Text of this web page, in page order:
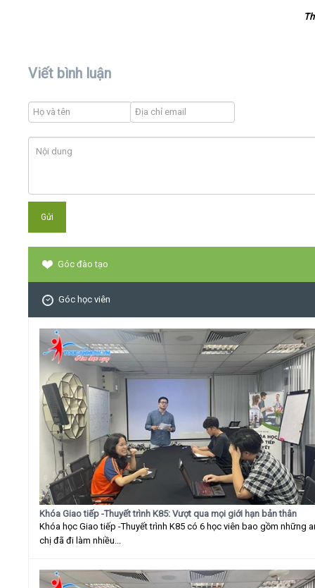
Viết bình luận
Góc đào tạo
Góc học viên
Khóa Giao tiếp -Thuyết trình K85: Vượt qua mọi giới hạn bản thân
Khóa học Giao tiếp -Thuyết trình K85 có 6 học viên bao gồm những
chị đã đi làm nhiều...